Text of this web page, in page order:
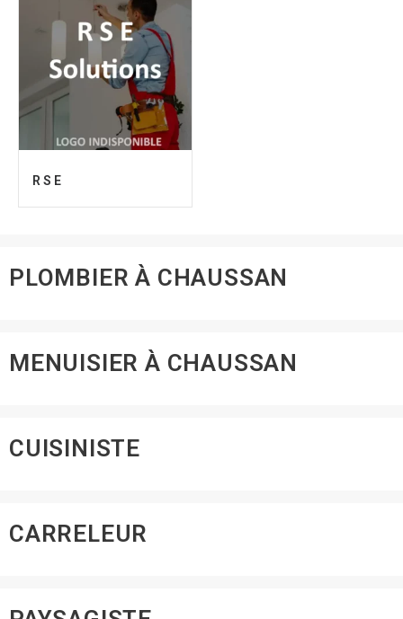
R S E
PLOMBIER À CHAUSSAN
MENUISIER À CHAUSSAN
CUISINISTE
CARRELEUR